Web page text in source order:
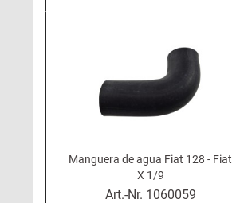
Manguera de agua Fiat 128 - Fiat
X 1/9
Art.-Nr. 1060059